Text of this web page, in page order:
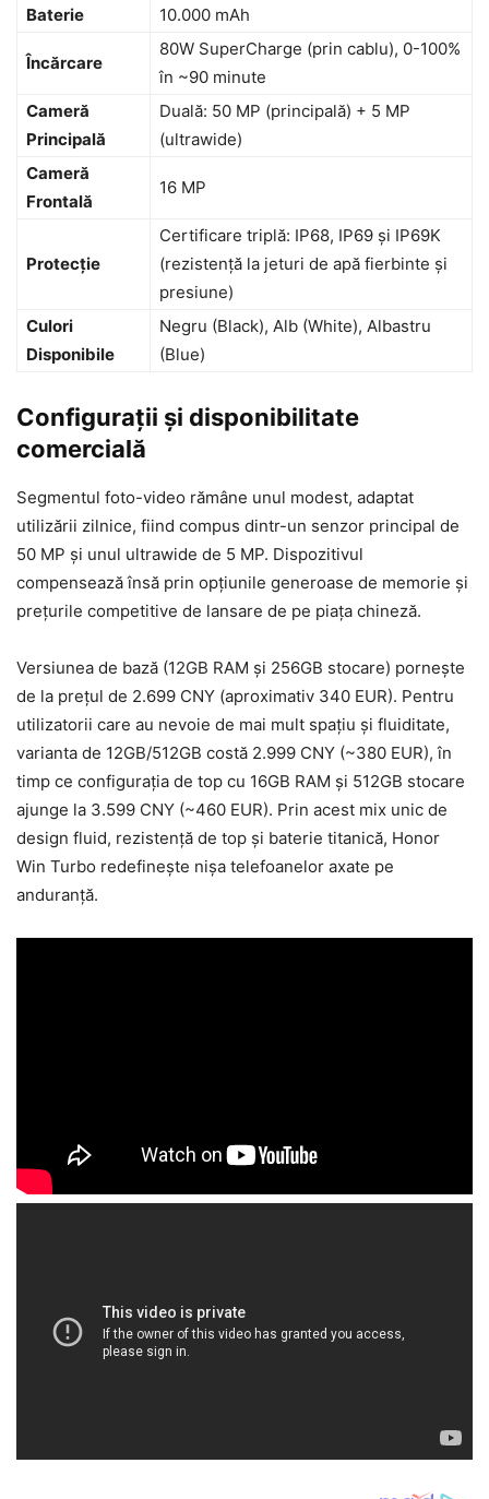
Baterie 10.000 mAh
Încărcare
80W SuperCharge (prin cablu), 0-100%
în ~90 minute
Cameră
Principală
Duală: 50 MP (principală) + 5 MP
(ultrawide)
Cameră
Frontală
16 MP
Protecție
Certificare triplă: IP68, IP69 și IP69K
(rezistență la jeturi de apă fierbinte și
presiune)
Culori
Disponibile
Negru (Black), Alb (White), Albastru
(Blue)
Configurații și disponibilitate
comercială
Segmentul foto-video rămâne unul modest, adaptat
utilizării zilnice, fiind compus dintr-un senzor principal de
50 MP și unul ultrawide de 5 MP. Dispozitivul
compensează însă prin opțiunile generoase de memorie și
prețurile competitive de lansare de pe piața chineză.
Versiunea de bază (12GB RAM și 256GB stocare) pornește
de la prețul de 2.699 CNY (aproximativ 340 EUR). Pentru
utilizatorii care au nevoie de mai mult spațiu și fluiditate,
varianta de 12GB/512GB costă 2.999 CNY (~380 EUR), în
timp ce configurația de top cu 16GB RAM și 512GB stocare
ajunge la 3.599 CNY (~460 EUR). Prin acest mix unic de
design fluid, rezistență de top și baterie titanică, Honor
Win Turbo redefinește nișa telefoanelor axate pe
anduranță.